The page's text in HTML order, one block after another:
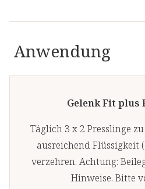
Anwendung
Gelenk Fit plus
Täglich 3 x 2 Presslinge
ausreichend Flüssigkeit
verzehren. Achtung:
Hinweise. Bitte